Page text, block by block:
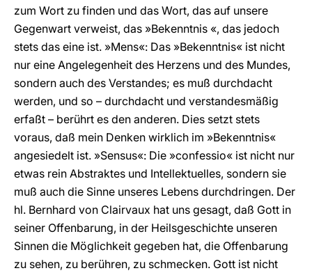
zum Wort zu finden und das Wort, das auf unsere
Gegenwart verweist, das »Bekenntnis «, das jedoch
stets das eine ist. »Mens«: Das »Bekenntnis« ist nicht
nur eine Angelegenheit des Herzens und des Mundes,
sondern auch des Verstandes; es muß durchdacht
werden, und so – durchdacht und verstandesmäßig
erfaßt – berührt es den anderen. Dies setzt stets
voraus, daß mein Denken wirklich im »Bekenntnis«
angesiedelt ist. »Sensus«: Die »confessio« ist nicht nur
etwas rein Abstraktes und Intellektuelles, sondern sie
muß auch die Sinne unseres Lebens durchdringen. Der
hl. Bernhard von Clairvaux hat uns gesagt, daß Gott in
seiner Offenbarung, in der Heilsgeschichte unseren
Sinnen die Möglichkeit gegeben hat, die Offenbarung
zu sehen, zu berühren, zu schmecken. Gott ist nicht